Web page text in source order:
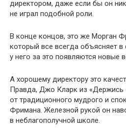
директором, даже если бы он
не играл подобной роли.
В конце концов, это же Морган
который все всегда объясняет
у него за это появляются новые
А хорошему директору это
Правда, Джо Кларк из «Держись
от традиционного мудрого и
Фримана. Железной рукой он
в неблагополучной школе.